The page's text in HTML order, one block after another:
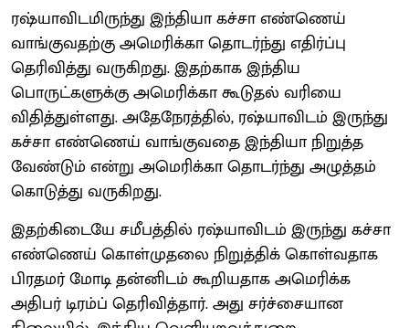
ரஷ்யாவிடமிருந்து இந்தியா கச்சா எண்ணெய்
வாங்குவதற்கு அமெரிக்கா தொடர்ந்து எதிர்ப்பு
தெரிவித்து வருகிறது. இதற்காக இந்திய
பொருட்களுக்கு அமெரிக்கா கூடுதல் வரியை
விதித்துள்ளது. அதேநேரத்தில், ரஷ்யாவிடம் இருந்து
கச்சா எண்ணெய் வாங்குவதை இந்தியா நிறுத்த
வேண்டும் என்று அமெரிக்கா தொடர்ந்து அழுத்தம்
கொடுத்து வருகிறது.
இதற்கிடையே சமீபத்தில் ரஷ்யாவிடம் இருந்து கச்சா
எண்ணெய் கொள்முதலை நிறுத்திக் கொள்வதாக
பிரதமர் மோடி தன்னிடம் கூறியதாக அமெரிக்க
அதிபர் டிரம்ப் தெரிவித்தார். அது சர்ச்சையான